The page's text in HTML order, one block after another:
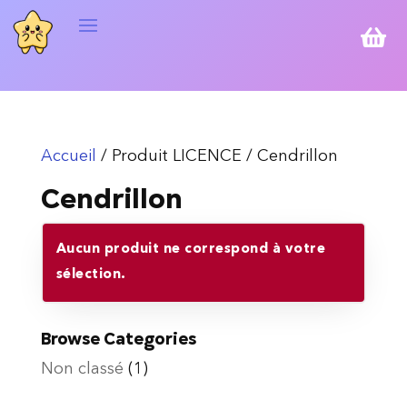

Accueil / Produit LICENCE / Cendrillon
Cendrillon
Aucun produit ne correspond à votre
sélection.
Browse Categories
Non classé (1)